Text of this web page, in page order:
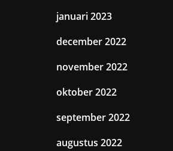
januari 2023
december 2022
november 2022
oktober 2022
september 2022
augustus 2022